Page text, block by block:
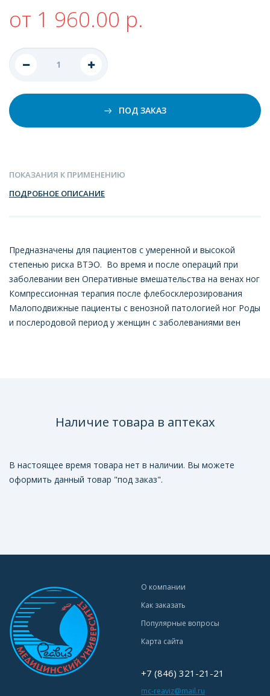
от 1 960.00 р.
ПОД ЗАКАЗ
ПОКАЗАНИЯ К ПРИМЕНЕНИЮ
ПОДРОБНОЕ ОПИСАНИЕ
Предназначены для пациентов с умеренной и высокой
степенью риска ВТЭО. Во время и после операций при
заболевании вен Оперативные вмешательства на венах ног
Компрессионная терапия после флебосклерозирования
Малоподвижные пациенты с венозной патологией ног Роды
и послеродовой период у женщин с заболеваниями вен
Наличие товара в аптеках
В настоящее время товара нет в наличии. Вы можете
оформить данный товар "под заказ".
О компании
Как заказать
Популярные вопросы
Карта сайта
+7 (846) 321-21-21
mc-reaviz@mail.ru